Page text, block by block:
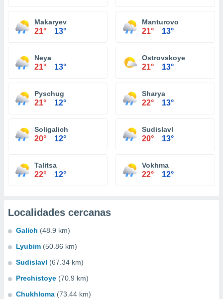
Makaryev
21° 13°
Manturovo
21° 13°
Neya
21° 13°
Ostrovskoye
21° 13°
Pyschug
21° 12°
Sharya
22° 13°
Soligalich
20° 12°
Sudislavl
20° 13°
Talitsa
22° 12°
Vokhma
22° 12°
Localidades cercanas
Galich (48.9 km)
Lyubim (50.86 km)
Sudislavl (67.34 km)
Prechistoye (70.9 km)
Chukhloma (73.44 km)